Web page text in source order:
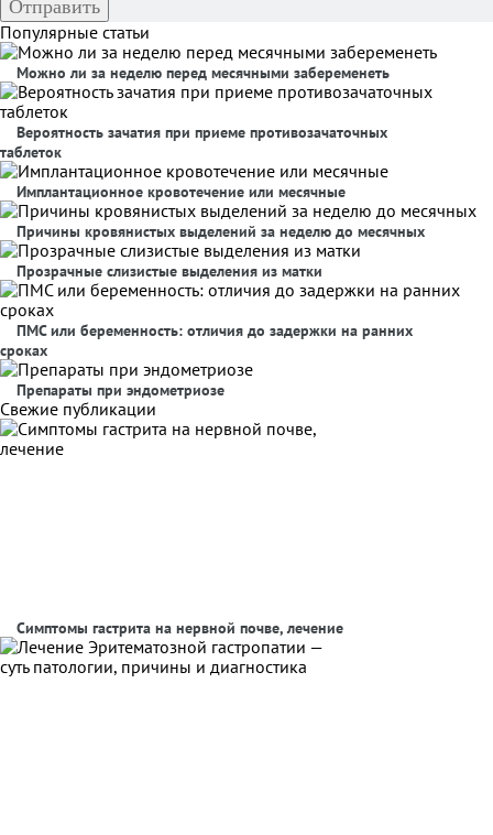
Популярные статьи
Можно ли за неделю перед месячными забеременеть
Вероятность зачатия при приеме противозачаточных
таблеток
Имплантационное кровотечение или месячные
Причины кровянистых выделений за неделю до месячных
Прозрачные слизистые выделения из матки
ПМС или беременность: отличия до задержки на ранних
сроках
Препараты при эндометриозе
Свежие публикации
Симптомы гастрита на нервной почве, лечение